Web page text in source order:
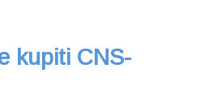
kupiti CNS-